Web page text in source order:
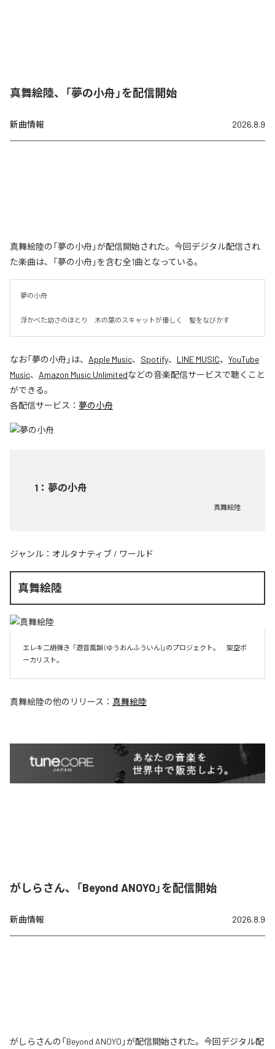
真舞絵陸、「夢の小舟」を配信開始
新曲情報 2026.8.9
真舞絵陸の「夢の小舟」が配信開始された。今回デジタル配信され
た楽曲は、「夢の小舟」を含む全1曲となっている。
夢の小舟
浮かべた幼さのほとり　木の葉のスキャットが優しく　髪をなびかす
なお「夢の小舟」は、 Apple Music、 Spotify、 LINE MUSIC、 YouTube
Music、 Amazon Music Unlimitedなどの音楽配信サービスで聴くこと
ができる。
各配信サービス： 夢の小舟
1 ： 夢の小舟
真舞絵陸
ジャンル： オルタナティブ / ワールド
真舞絵陸
エレキ二胡弾き  「遊音風韻 (ゆうおんふういん)」のプロジェクト。　架空ボ
ーカリスト。
真舞絵陸の他のリリース： 真舞絵陸
がしらさん、「Beyond ANOYO」を配信開始
新曲情報 2026.8.9
がしらさんの「Beyond ANOYO」が配信開始された。今回デジタル配